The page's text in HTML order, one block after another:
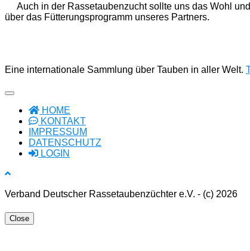
Auch in der Rassetaubenzucht sollte uns das Wohl
über das Fütterungsprogramm unseres Partners.
Eine internationale Sammlung über Tauben in aller Welt.
HOME
KONTAKT
IMPRESSUM
DATENSCHUTZ
LOGIN
Verband Deutscher Rassetaubenzüchter e.V. - (c) 2026
Close